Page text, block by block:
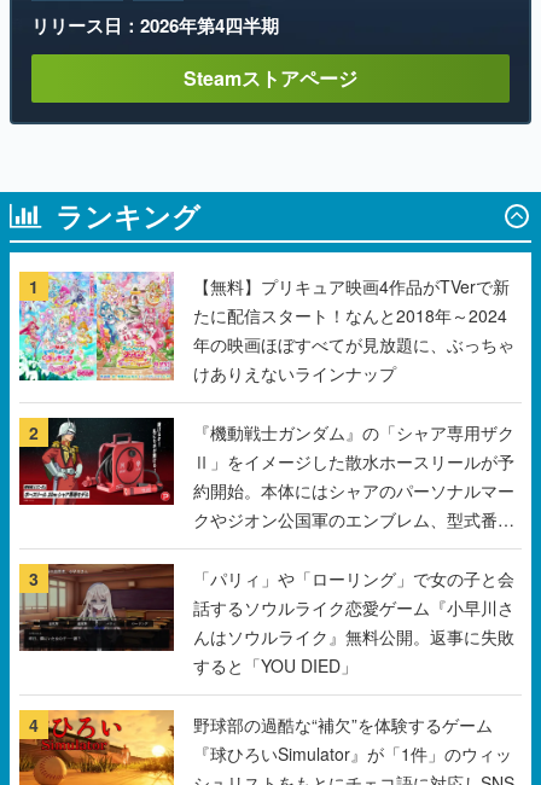
リリース日：2026年第4四半期
Steamストアページ
ランキング
1
【無料】プリキュア映画4作品がTVerで新
たに配信スタート！なんと2018年～2024
年の映画ほぼすべてが見放題に、ぶっちゃ
けありえないラインナップ
2
『機動戦士ガンダム』の「シャア専用ザク
Ⅱ」をイメージした散水ホースリールが予
約開始。本体にはシャアのパーソナルマー
クやジオン公国軍のエンブレム、型式番号
などを配置
3
「パリィ」や「ローリング」で女の子と会
話するソウルライク恋愛ゲーム『小早川さ
んはソウルライク』無料公開。返事に失敗
すると「YOU DIED」
4
野球部の過酷な“補欠”を体験するゲーム
『球ひろいSimulator』が「1件」のウィッ